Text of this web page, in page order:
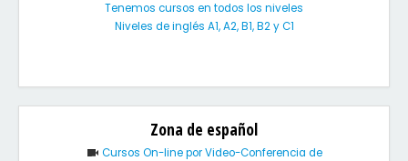
Tenemos cursos en todos los niveles
Niveles de inglés A1, A2, B1, B2 y C1
Zona de español
Cursos On-line por Video-Conferencia de